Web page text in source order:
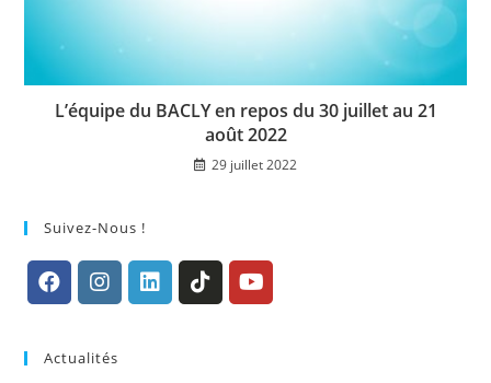
L’équipe du BACLY en repos du 30 juillet au 21
août 2022
29 juillet 2022
Suivez-Nous !
un
Actualités